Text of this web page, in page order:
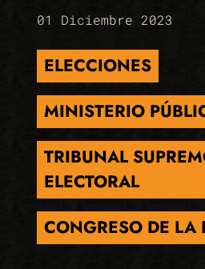
01 Diciembre 2023
ELECCIONES
MINISTERIO
TRIBUNAL
ELECTORAL
CONGRESO DE LA